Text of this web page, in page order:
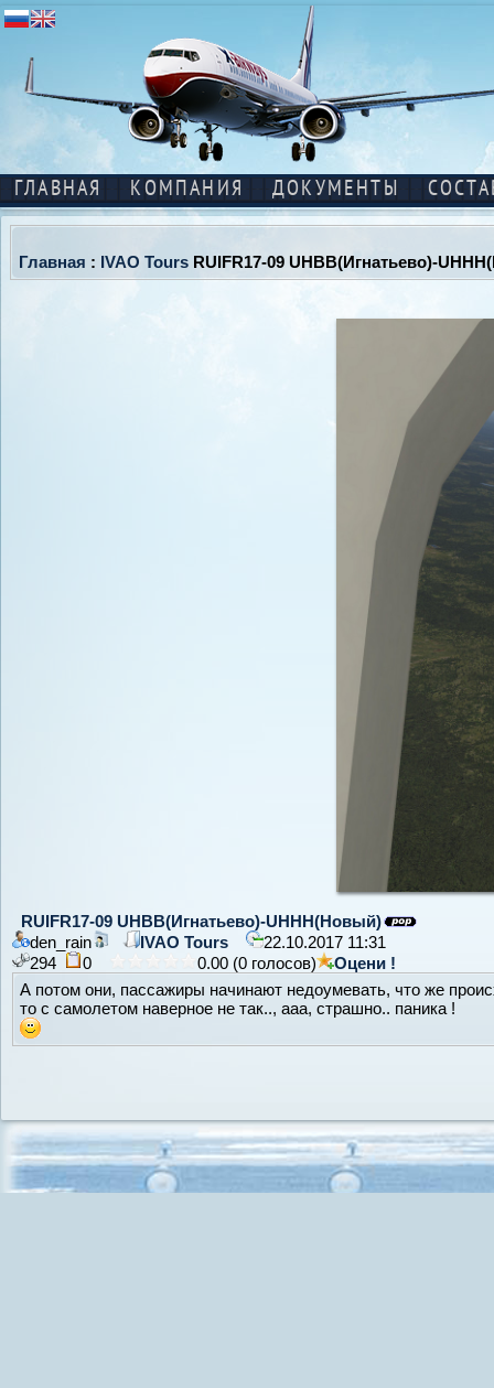
ГЛАВНАЯ КОМПАНИЯ ДОКУМЕНТЫ
Главная : IVAO Tours RUIFR17-09 UHBB(Игнатьево)-
RUIFR17-09 UHBB(Игнатьево)-UHHH(Новый)
den_rain
IVAO Tours
22.10.2017 11:31
294
0 0.00 (0 голосов)
Оцени !
А потом они, пассажиры начинают недоумевать, что же
то с самолетом наверное не так.., ааа, страшно.. паника !